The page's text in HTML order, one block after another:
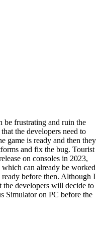
be frustrating and ruin the
the developers need to
game is ready and then they
and fix the bug. Tourist
on consoles in 2023,
can already be worked
before then. Although I
the developers will decide to
Simulator on PC before the